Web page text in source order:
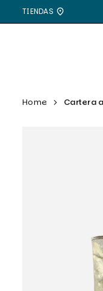
directamente
TIENDAS
Home Cartera